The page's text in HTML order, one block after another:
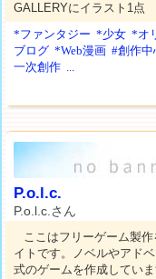
GALLERYにイラスト1点
*ファンタジー *少女 *オ
ブログ *Web漫画 #創作中
一次創作 ...
P.o.l.c.
P.o.l.c.さん
ここはフリーゲーム製
イトです。ノベルやアド
式のゲームを作成してい